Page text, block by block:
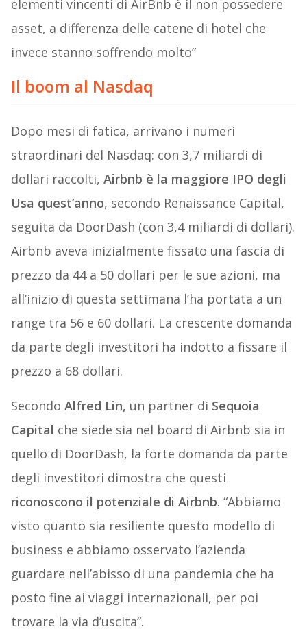
elementi vincenti di AirBnb è il non possedere
asset, a differenza delle catene di hotel che
invece stanno soffrendo molto”
Il boom al Nasdaq
Dopo mesi di fatica, arrivano i numeri
straordinari del Nasdaq: con 3,7 miliardi di
dollari raccolti, Airbnb è la maggiore IPO degli
Usa quest’anno, secondo Renaissance Capital,
seguita da DoorDash (con 3,4 miliardi di dollari).
Airbnb aveva inizialmente fissato una fascia di
prezzo da 44 a 50 dollari per le sue azioni, ma
all’inizio di questa settimana l’ha portata a un
range tra 56 e 60 dollari. La crescente domanda
da parte degli investitori ha indotto a fissare il
prezzo a 68 dollari.
Secondo Alfred Lin, un partner di Sequoia
Capital che siede sia nel board di Airbnb sia in
quello di DoorDash, la forte domanda da parte
degli investitori dimostra che questi
riconoscono il potenziale di Airbnb. “Abbiamo
visto quanto sia resiliente questo modello di
business e abbiamo osservato l’azienda
guardare nell’abisso di una pandemia che ha
posto fine ai viaggi internazionali, per poi
trovare la via d’uscita”.